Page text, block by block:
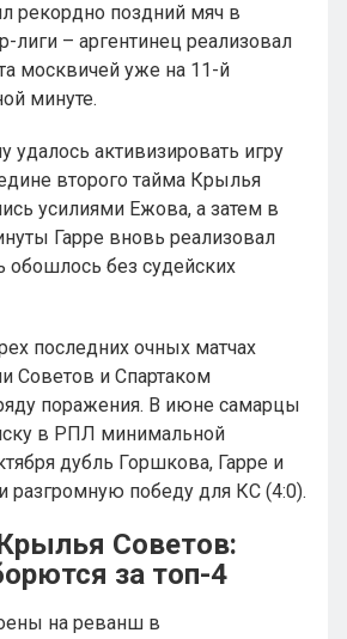
рекордно поздний мяч в
лиги – аргентинец реализовал
москвичей уже на 11-й
минуте.
удалось активизировать игру
второго тайма Крылья
усилиями Ежова, а затем в
Гарре вновь реализовал
обошлось без судейских
последних очных матчах
Советов и Спартаком
поражения. В июне самарцы
в РПЛ минимальной
дубль Горшкова, Гарре и
победу для КС (4:0).
Советов:
за топ-4
на реванш в